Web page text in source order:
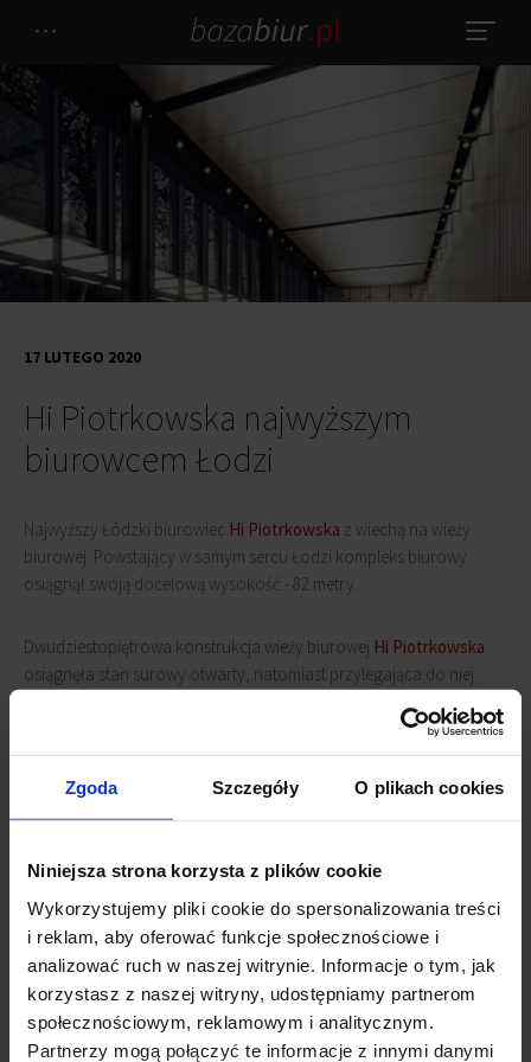
Zgoda Szczegóły O plikach cookies
Niniejsza strona korzysta z plików cookie
Wykorzystujemy pliki cookie do spersonalizowania treści
i reklam, aby oferować funkcje społecznościowe i
analizować ruch w naszej witrynie. Informacje o tym, jak
korzystasz z naszej witryny, udostępniamy partnerom
społecznościowym, reklamowym i analitycznym.
Partnerzy mogą połączyć te informacje z innymi danymi
Hi Piotrkowska najwyższym
biurowcem Łodzi
17 LUTEGO 2020
Najwyższy Łódzki biurowiec Hi Piotrkowska z wiechą na wieży
biurowej. Powstający w samym sercu Łodzi kompleks biurowy
osiągnął swoją docelową wysokość - 82 metry.
Dwudziestopiętrowa konstrukcja wieży biurowej Hi Piotrkowska
osiągnęła stan surowy otwarty, natomiast przylegająca do niej
siedmiokondygnacyjnego hotelu już jest w stanie surowym
zamkniętym. Oba budynki dostarczą ponad 20 tys. m2 powierzchni
biurowej klasy A+, natomiast hotel zaproponuje swoim gościom
Zakończenie budowy wieżyHi Piotrkowskaplanowane jest na
koniec lata 2020.
Powiązane newsy
Nowe biuro elastyczne w Łodzi(29 lipca 2022)